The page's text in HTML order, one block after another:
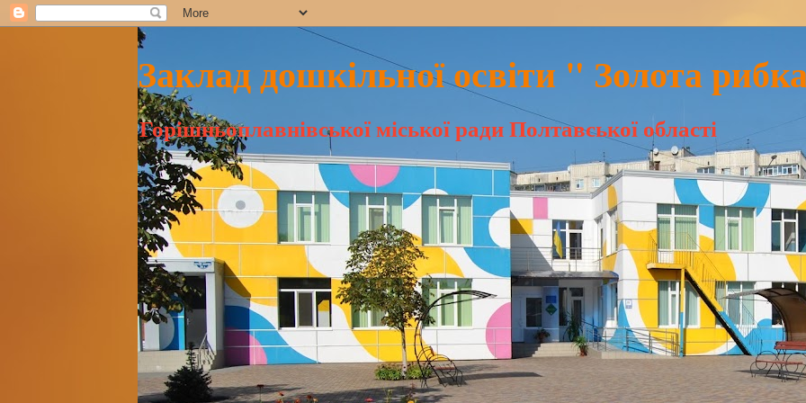
Заклад дошкільної освіти " Золота
Горішньоплавнівської міської ради Полтавської області